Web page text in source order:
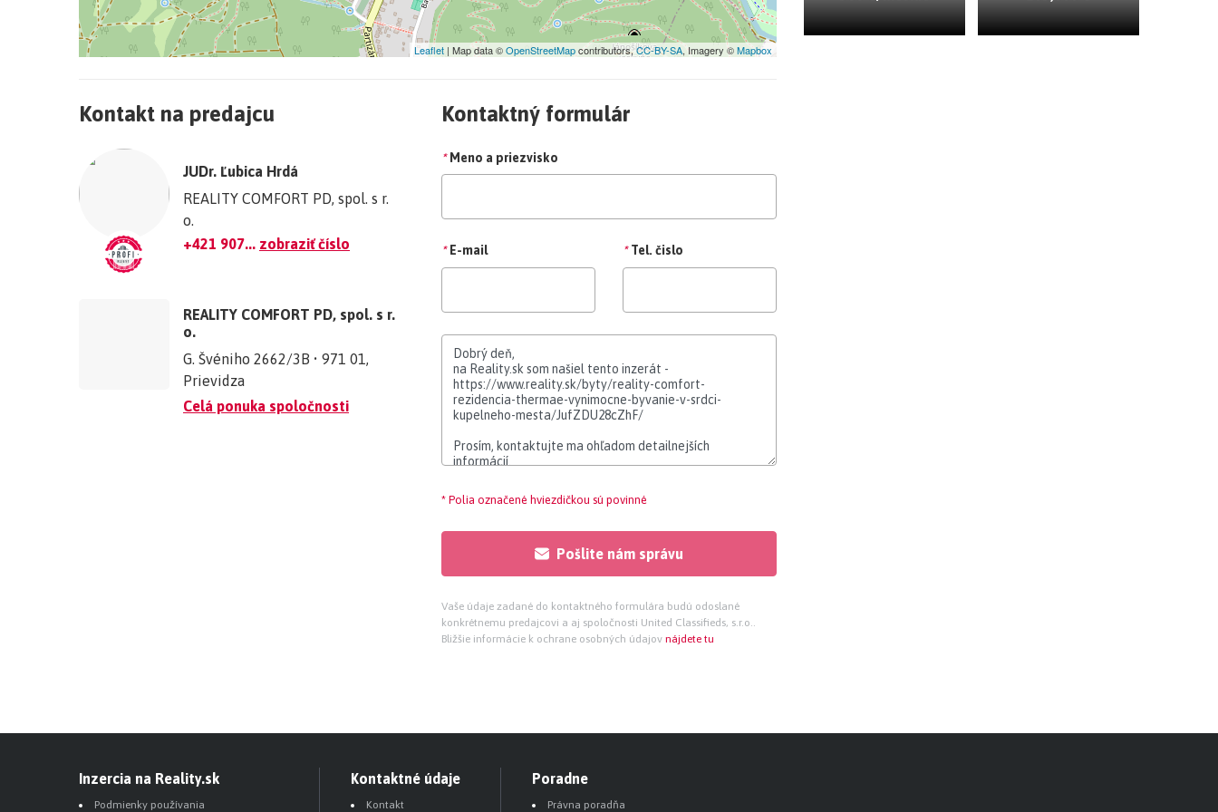
−
Leaflet | Map data ©OpenStreetMapcontributors,CC-BY-SA, Imagery ©Mapbox
Kontakt na predajcu
JUDr. Ľubica Hrdá
REALITY COMFORT PD, spol. s r.
o.
+421 907... zobraziť číslo
REALITY COMFORT PD, spol. s r.
o.
G. Švéniho 2662/3B • 971 01,
Prievidza
Celá ponuka spoločnosti
Kontaktný formulár
* Meno a priezvisko
* E-mail * Tel. čislo
* Polia označené hviezdičkou sú povinné
Pošlite nám správu
Vaše údaje zadané do kontaktného formulára budú odoslané
konkrétnemu predajcovi a aj spoločnosti United Classifieds, s.r.o..
Bližšie informácie k ochrane osobných údajov nájdete tu
Inzercia na Reality.sk
Podmienky používania
Kontaktné údaje
Kontakt
Poradne
Právna poradňa